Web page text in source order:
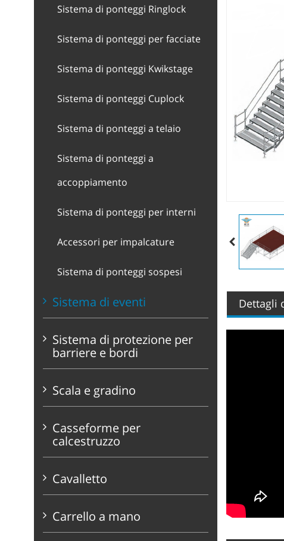
Sistema di ponteggi Ringlock
Sistema di ponteggi per facciate
Sistema di ponteggi Kwikstage
Sistema di ponteggi Cuplock
Sistema di ponteggi a telaio
Sistema di ponteggi a
accoppiamento
Sistema di ponteggi per interni
Accessori per impalcature
Sistema di ponteggi sospesi
Sistema di eventi
Sistema di protezione per
barriere e bordi
Scala e gradino
Casseforme per
calcestruzzo
Cavalletto
Carrello a mano
Dettagli